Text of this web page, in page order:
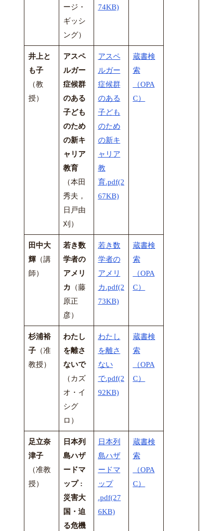
ージ・
ギッシ
ング）
74KB)
井上と
も子
（教
授）
アスペ
ルガー
症候群
のある
子ども
のため
の新キ
ャリア
教育
（本田
秀夫，
日戸由
刈）
アスペ
ルガー
症候群
のある
子ども
のため
の新キ
ャリア
教
育.pdf(2
67KB)
蔵書検
索
（OPA
C）
田中大
輝（講
師）
若き数
学者の
アメリ
カ （藤
原正
彦）
若き数
学者の
アメリ
カ.pdf(2
73KB)
蔵書検
索
（OPA
C）
杉浦裕
子（准
教授）
わたし
を離さ
ないで
（カズ
オ・イ
シグ
ロ）
わたし
を離さ
ない
で.pdf(2
92KB)
蔵書検
索
（OPA
C）
足立奈
津子
（准教
授）
日本列
島ハザ
ードマ
ップ :
災害大
国・迫
る危機
日本列
島ハザ
ードマ
ップ
.pdf(27
6KB)
蔵書検
索
（OPA
C）